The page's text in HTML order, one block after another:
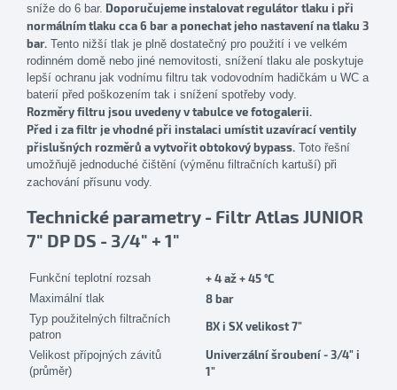
sníže do 6 bar. Doporučujeme instalovat regulátor tlaku i při
normálním tlaku cca 6 bar a ponechat jeho nastavení na tlaku 3
bar. Tento nižší tlak je plně dostatečný pro použití i ve velkém
rodinném domě nebo jiné nemovitosti, snížení tlaku ale poskytuje
lepší ochranu jak vodnímu filtru tak vodovodním hadičkám u WC a
baterií před poškozením tak i snížení spotřeby vody.
Rozměry filtru jsou uvedeny v tabulce ve fotogalerii.
Před i za filtr je vhodné při instalaci umístit uzavírací ventily
přislušných rozměrů a vytvořit obtokový bypass. Toto řešní
umožňujě jednoduché čištění (výměnu filtračních kartuší) při
zachování přísunu vody.
Technické parametry - Filtr Atlas JUNIOR
7" DP DS - 3/4" + 1"
Funkční teplotní rozsah
+ 4 až + 45 °C
Maximální tlak
8 bar
Typ použitelných filtračních
patron
BX i SX velikost 7"
Velikost přípojných závitů
(průměr)
Univerzální šroubení - 3/4" i
1"